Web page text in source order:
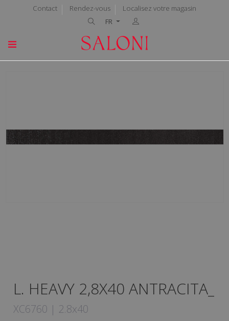
Contact Rendez-vous
Localisez votre magasin
FR
L. HEAVY 2,8X40 ANTRACITA_
XC6760 | 2.8x40